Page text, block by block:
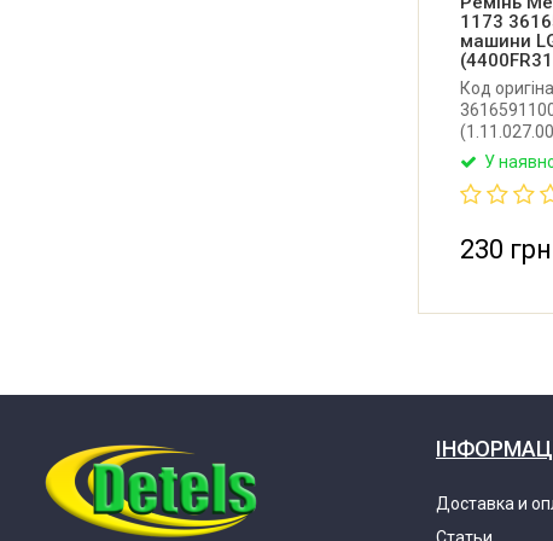
1173
машини
Код
WN561.
Атлант. Є
Megadyne
У
230 грн
Доставка и
Статьи